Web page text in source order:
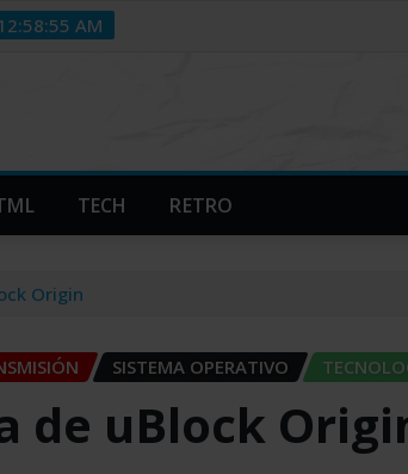
AM
TECH RETRO
Origin
SISTEMA OPERATIVO
de uBlock